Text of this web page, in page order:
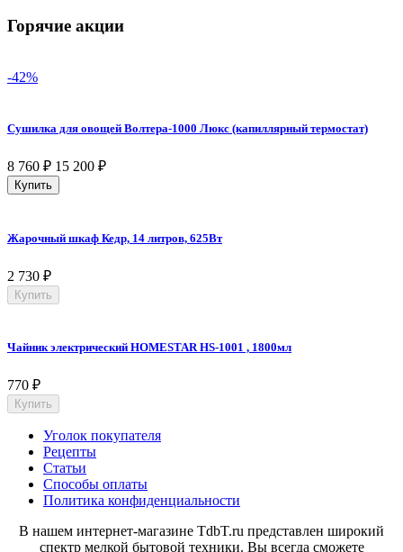
Горячие акции
-42%
Сушилка для овощей Волтера-1000 Люкс (капиллярный термостат)
8 760 ₽ 15 200 ₽
Купить
Жарочный шкаф Кедр, 14 литров, 625Вт
2 730 ₽
Купить
Чайник электрический HOMESTAR HS-1001 , 1800мл
770 ₽
Купить
Уголок покупателя
Рецепты
Статьи
Способы оплаты
Политика конфиденциальности
В нашем интернет-магазине TdbT.ru представлен широкий
спектр мелкой бытовой техники. Вы всегда сможете